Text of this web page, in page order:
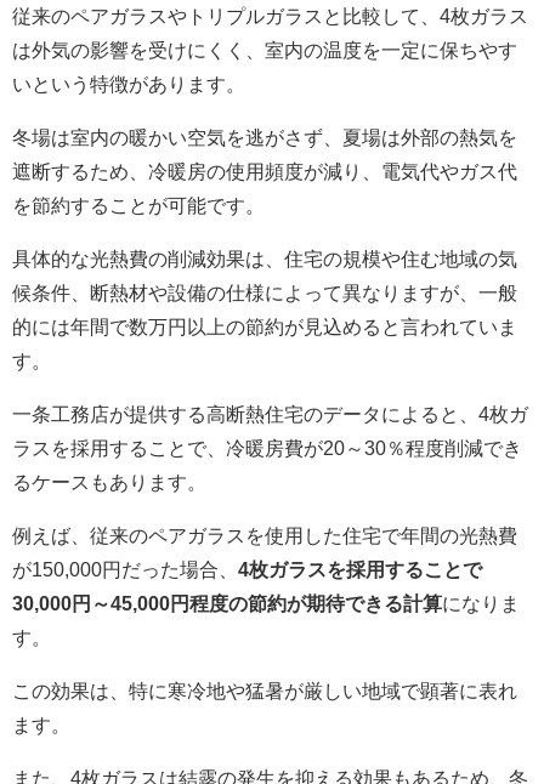
従来のペアガラスやトリプルガラスと比較して、4枚ガラス
は外気の影響を受けにくく、室内の温度を一定に保ちやす
いという特徴があります。
冬場は室内の暖かい空気を逃がさず、夏場は外部の熱気を
遮断するため、冷暖房の使用頻度が減り、電気代やガス代
を節約することが可能です。
具体的な光熱費の削減効果は、住宅の規模や住む地域の気
候条件、断熱材や設備の仕様によって異なりますが、一般
的には年間で数万円以上の節約が見込めると言われていま
す。
一条工務店が提供する高断熱住宅のデータによると、4枚ガ
ラスを採用することで、冷暖房費が20～30％程度削減でき
るケースもあります。
例えば、従来のペアガラスを使用した住宅で年間の光熱費
が150,000円だった場合、 4枚ガラスを採用することで
30,000円～45,000円程度の節約が期待できる計算になりま
す。
この効果は、特に寒冷地や猛暑が厳しい地域で顕著に表れ
ます。
また、4枚ガラスは結露の発生を抑える効果もあるため、冬